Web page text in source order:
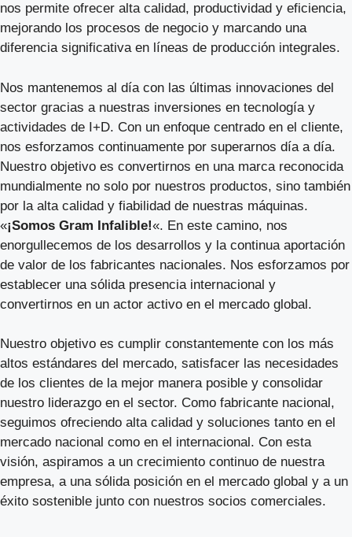
nos permite ofrecer alta calidad, productividad y eficiencia,
mejorando los procesos de negocio y marcando una
diferencia significativa en líneas de producción integrales.
Nos mantenemos al día con las últimas innovaciones del
sector gracias a nuestras inversiones en tecnología y
actividades de I+D. Con un enfoque centrado en el cliente,
nos esforzamos continuamente por superarnos día a día.
Nuestro objetivo es convertirnos en una marca reconocida
mundialmente no solo por nuestros productos, sino también
por la alta calidad y fiabilidad de nuestras máquinas.
«¡Somos Gram Infalible!«. En este camino, nos
enorgullecemos de los desarrollos y la continua aportación
de valor de los fabricantes nacionales. Nos esforzamos por
establecer una sólida presencia internacional y
convertirnos en un actor activo en el mercado global.
Nuestro objetivo es cumplir constantemente con los más
altos estándares del mercado, satisfacer las necesidades
de los clientes de la mejor manera posible y consolidar
nuestro liderazgo en el sector. Como fabricante nacional,
seguimos ofreciendo alta calidad y soluciones tanto en el
mercado nacional como en el internacional. Con esta
visión, aspiramos a un crecimiento continuo de nuestra
empresa, a una sólida posición en el mercado global y a un
éxito sostenible junto con nuestros socios comerciales.